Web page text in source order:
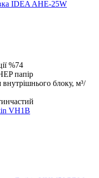
%74
папір
внутрішнього блоку, м³/